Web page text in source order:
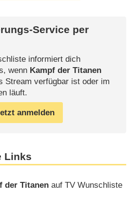
Service per
informiert dich
wenn Kampf der Titanen
Stream verfügbar ist oder im
läuft.
anmelden
Links
der Titanen auf TV Wunschliste